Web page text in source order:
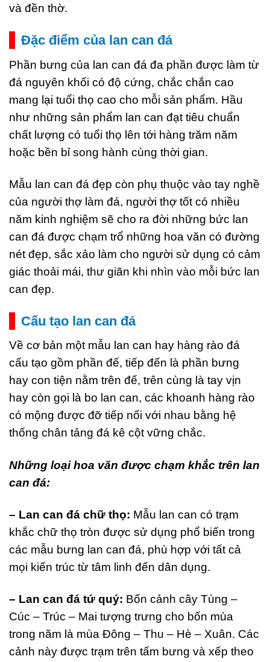
và đền thờ.
Đặc điểm của lan can đá
Phần bưng của lan can đá đa phần được làm từ
đá nguyên khối có độ cứng, chắc chắn cao
mang lại tuổi thọ cao cho mỗi sản phẩm. Hầu
như những sản phẩm lan can đạt tiêu chuẩn
chất lượng có tuổi thọ lên tới hàng trăm năm
hoặc bền bỉ song hành cùng thời gian.
Mẫu lan can đá đẹp còn phụ thuộc vào tay nghề
của người thợ làm đá, người thợ tốt có nhiều
năm kinh nghiệm sẽ cho ra đời những bức lan
can đá được chạm trổ những hoa văn có đường
nét đẹp, sắc xảo làm cho người sử dụng có cảm
giác thoải mái, thư giãn khi nhìn vào mỗi bức lan
can đẹp.
Cấu tạo lan can đá
Về cơ bản một mẫu lan can hay hàng rào đá
cấu tạo gồm phần đế, tiếp đến là phần bưng
hay con tiện nằm trên đế, trên cùng là tay vịn
hay còn gọi là bo lan can, các khoanh hàng rào
có mộng được đỡ tiếp nối với nhau bằng hệ
thống chân tảng đá kê cột vững chắc.
Những loại hoa văn được chạm khắc trên lan
can đá:
– Lan can đá chữ thọ: Mẫu lan can có trạm
khắc chữ thọ tròn được sử dụng phổ biến trong
các mẫu bưng lan can đá, phù hợp với tất cả
mọi kiến trúc từ tâm linh đến dân dụng.
– Lan can đá tứ quý: Bốn cảnh cây Tùng –
Cúc – Trúc – Mai tượng trưng cho bốn mùa
trong năm là mùa Đông – Thu – Hè – Xuân. Các
cảnh này được trạm trên tấm bưng và xếp theo